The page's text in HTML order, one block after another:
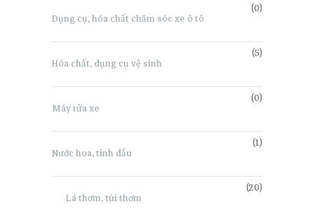
(0)
Dụng cụ, hóa chất chăm sóc xe ô tô
(5)
Hóa chất, dụng cụ vệ sinh
(0)
Máy rửa xe
(1)
Nước hoa, tinh dầu
(20)
Lá thơm, túi thơm